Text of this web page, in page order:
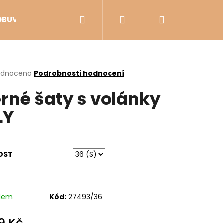
VÝPRODEJ Přihlášení
Podrobnosti hodnocení
šaty s volánky
Kód: 27493/36